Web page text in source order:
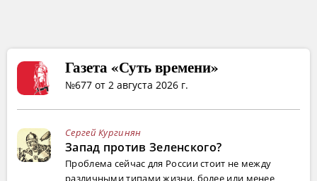
Газета «Суть времени»
№677 от 2 августа 2026 г.
Сергей Кургинян
Запад против Зеленского?
Проблема сейчас для России стоит не между
различными типами жизни, более или менее